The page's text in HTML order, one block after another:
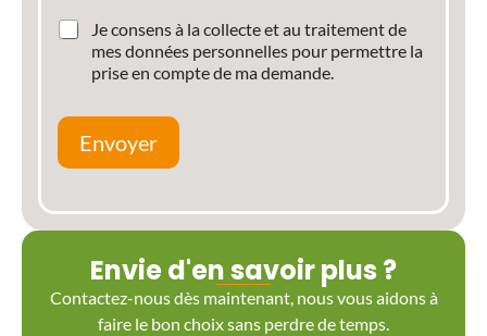
Je consens à la collecte et au traitement de
mes données personnelles pour permettre la
prise en compte de ma demande.
Envoyer
Envie d'en savoir plus ?
Contactez-nous dès maintenant, nous vous aidons à
faire le bon choix sans perdre de temps.